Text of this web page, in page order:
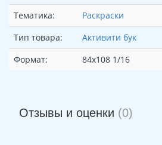
Тематика:
Раскраски
Тип товара:
Активити бук
Формат:
84x108 1/16
Отзывы и оценки (0)